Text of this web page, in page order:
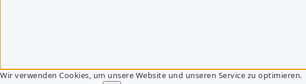
Wir verwenden Cookies, um unsere Website und unseren Service zu optimieren.